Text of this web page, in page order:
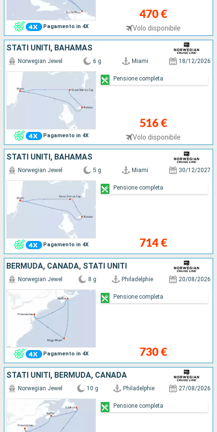
Pagamento in 4X
470 €
Volo disponibile
STATI UNITI, BAHAMAS
Pagamento in 4X
Norwegian Jewel 6 g Miami 18/12/2026
516 €
Volo disponibile
Pensione completa
STATI UNITI, BAHAMAS
Pagamento in 4X
Norwegian Jewel 5 g Miami 30/12/2027
714 €
Pensione completa
BERMUDA, CANADA, STATI UNITI
Pagamento in 4X
Norwegian Jewel 8 g Philadelphie 20/08/2026
730 €
Pensione completa
STATI UNITI, BERMUDA, CANADA
Norwegian Jewel 10 g Philadelphie 27/08/2026
Pensione completa